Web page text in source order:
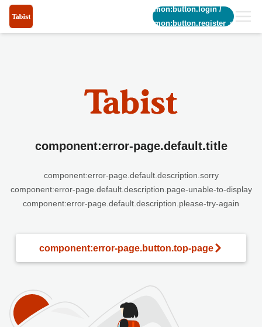
common:button.login/
common:button.register_short
component:error-page.default.title
component:error-page.default.description.sorry
component:error-page.default.description.page-unable-to-display
component:error-page.default.description.please-try-again
component:error-page.button.top-page